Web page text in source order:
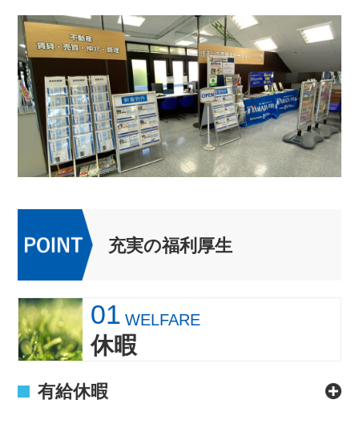
充実の福利厚生
01 WELFARE
休暇
有給休暇